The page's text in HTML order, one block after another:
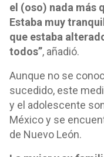
el (oso) nada más
Estaba muy
que estaba
todos”, añadió.
Aunque no se
sucedido, este
y el adolescente
México y se
de Nuevo León.